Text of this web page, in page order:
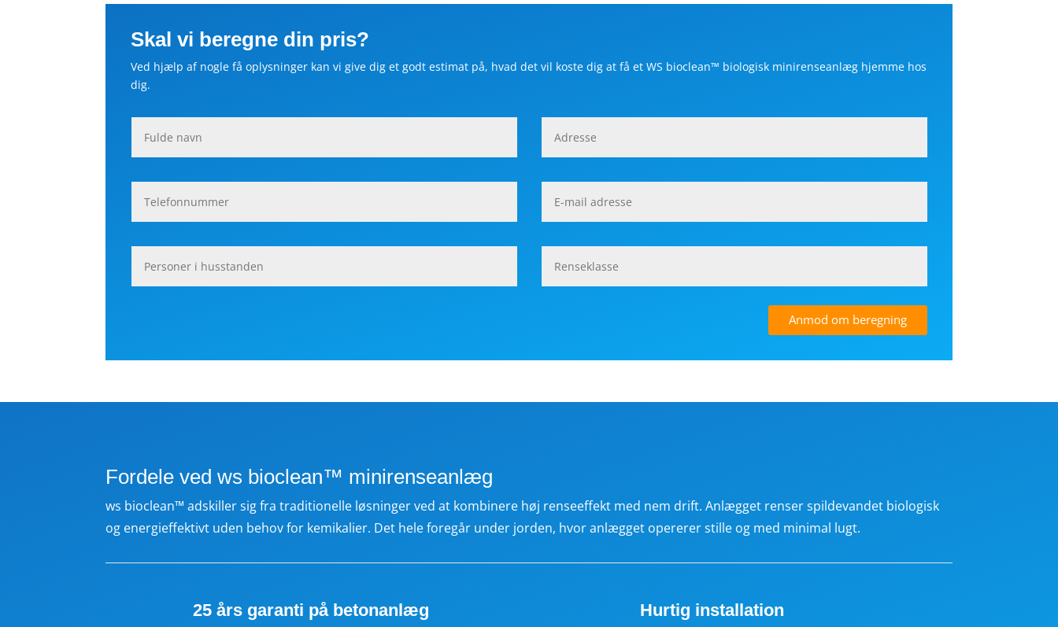
Skal vi beregne din pris?
Ved hjælp af nogle få oplysninger kan vi give dig et godt estimat på, hvad det vil koste dig at få et WS bioclean™ biologisk minirenseanlæg hjemme hos
dig.
Anmod om beregning
Fordele ved ws bioclean™ minirenseanlæg
ws bioclean™ adskiller sig fra traditionelle løsninger ved at kombinere høj renseeffekt med nem drift. Anlægget renser spildevandet biologisk
og energieffektivt uden behov for kemikalier. Det hele foregår under jorden, hvor anlægget opererer stille og med minimal lugt.
25 års garanti på betonanlæg Hurtig installation